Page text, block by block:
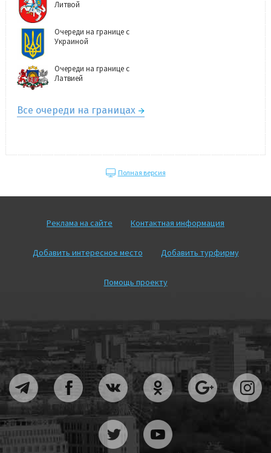
Литвой
Очереди на границе с
Украиной
Очереди на границе с
Латвией
Все очереди на границах
Полная версия
Реклама на сайте Контактная информация
Добавить интересное место Добавить турфирму
Помощь проекту